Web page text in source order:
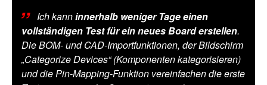
Ich kanninnerhalb weniger Tage einen
vollständigen Test für ein neues Board erstellen.
Die BOM- und CAD-Importfunktionen, der Bildschirm
„Categorize Devices“ (Komponenten kategorisieren)
und die Pin-Mapping-Funktion vereinfachen die erste